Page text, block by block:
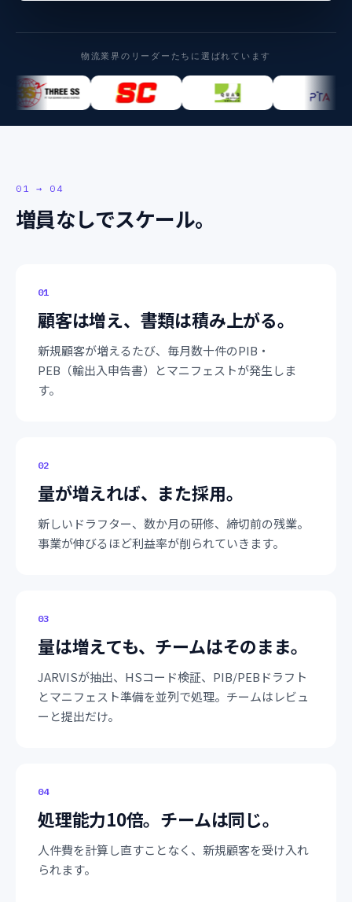
物流業界のリーダーたちに選ばれています
01 → 04
増員なしでスケール。
01
顧客は増え、書類は積み上がる。
新規顧客が増えるたび、毎月数十件のPIB・
PEB（輸出入申告書）とマニフェストが発生しま
す。
02
量が増えれば、また採用。
新しいドラフター、数か月の研修、締切前の残業。
事業が伸びるほど利益率が削られていきます。
03
量は増えても、チームはそのまま。
JARVISが抽出、HSコード検証、PIB/PEBドラフト
とマニフェスト準備を並列で処理。チームはレビュ
ーと提出だけ。
04
処理能力10倍。チームは同じ。
人件費を計算し直すことなく、新規顧客を受け入れ
られます。